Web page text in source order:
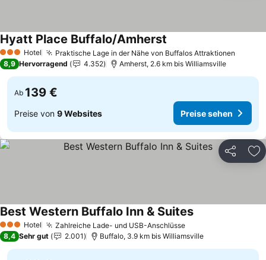
3 SterneHotel Praktische Lage in der Nähe von Buffalos Attraktionen
Hyatt Place Buffalo/Amherst
8,9 Hervorragend 4.352 Amherst, 2.6 km bis Williamsville
Ab 139 €
Preise von 9 Websites Preise sehen
Teilen
3 SterneHotel Zahlreiche Lade- und USB-AnschlüssePreise sehen
Best Western Buffalo Inn & SuitesPreise sehen
8,4 Sehr gut 2.001 Buffalo, 3.9 km bis Williamsville